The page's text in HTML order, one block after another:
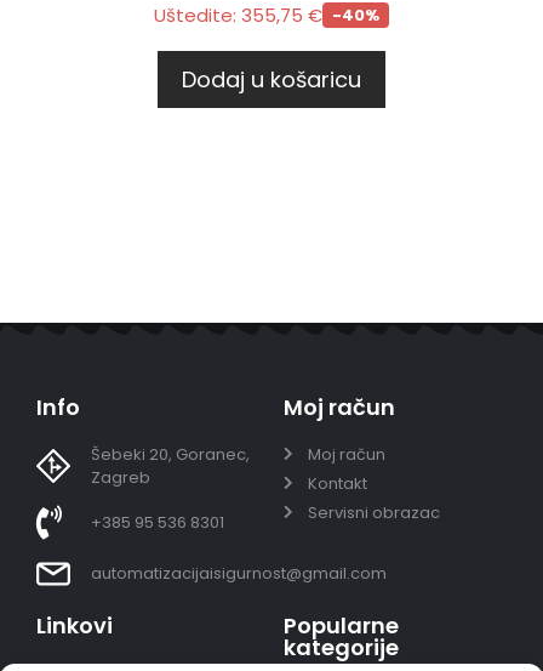
Uštedite: 355,75 € -40%
Dodaj u košaricu
Info
Šebeki 20, Goranec,
Zagreb
+385 95 536 8301
automatizacijaisigurnost@gmail.com
Moj račun
Moj račun
Kontakt
Servisni obrazac
Linkovi Popularne
kategorije